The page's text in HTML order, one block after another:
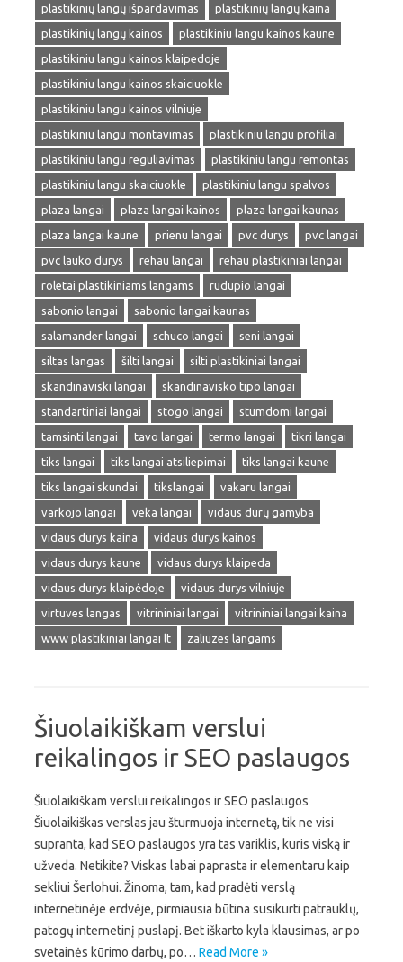
plastikinių langų išpardavimas
plastikinių langų kaina
plastikinių langų kainos
plastikiniu langu kainos kaune
plastikiniu langu kainos klaipedoje
plastikiniu langu kainos skaiciuokle
plastikiniu langu kainos vilniuje
plastikiniu langu montavimas
plastikiniu langu profiliai
plastikiniu langu reguliavimas
plastikiniu langu remontas
plastikiniu langu skaiciuokle
plastikiniu langu spalvos
plaza langai
plaza langai kainos
plaza langai kaunas
plaza langai kaune
prienu langai pvc durys
pvc langai
pvc lauko durys
rehau langai
rehau plastikiniai langai
roletai plastikiniams langams
rudupio langai
sabonio langai
sabonio langai kaunas
salamander langai
schuco langai
seni langai
siltas langas
šilti langai
silti plastikiniai langai
skandinaviski langai
skandinavisko tipo langai
standartiniai langai
stogo langai
stumdomi langai
tamsinti langai
tavo langai termo langai
tikri langai
tiks langai
tiks langai atsiliepimai
tiks langai kaune
tiks langai skundai
tikslangai
vakaru langai
varkojo langai
veka langai
vidaus durų gamyba
vidaus durys kaina
vidaus durys kainos
vidaus durys kaune
vidaus durys klaipeda
vidaus durys klaipėdoje
vidaus durys vilniuje
virtuves langas
vitrininiai langai
vitrininiai langai kaina
www plastikiniai langai lt
zaliuzes langams
Šiuolaikiškam verslui
reikalingos ir SEO paslaugos
Šiuolaikiškam verslui reikalingos ir SEO paslaugos
Šiuolaikiškas verslas jau šturmuoja internetą, tik ne visi
supranta, kad SEO paslaugos yra tas variklis, kuris viską ir
užveda. Netikite? Viskas labai paprasta ir elementaru kaip
sekliui Šerlohui. Žinoma, tam, kad pradėti verslą
internetinėje erdvėje, pirmiausia būtina susikurti patrauklų,
patogų internetinį puslapį. Bet iškarto kyla klausimas, ar po
svetainės kūrimo darbų, po… Read More »